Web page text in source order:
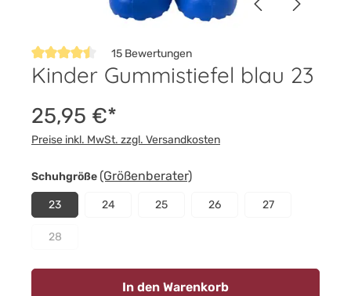
Durchschnittliche Bewertung von 4.4 von 5 Sternen
15 Bewertungen
Kinder Gummistiefel blau 23
25,95 €*
Preise inkl. MwSt. zzgl. Versandkosten
Schuhgrößeauswählen
(Größenberater)
23 24 25 26 27
28(Diese Option ist zurzeit nicht verfügbar.)
In den Warenkorb